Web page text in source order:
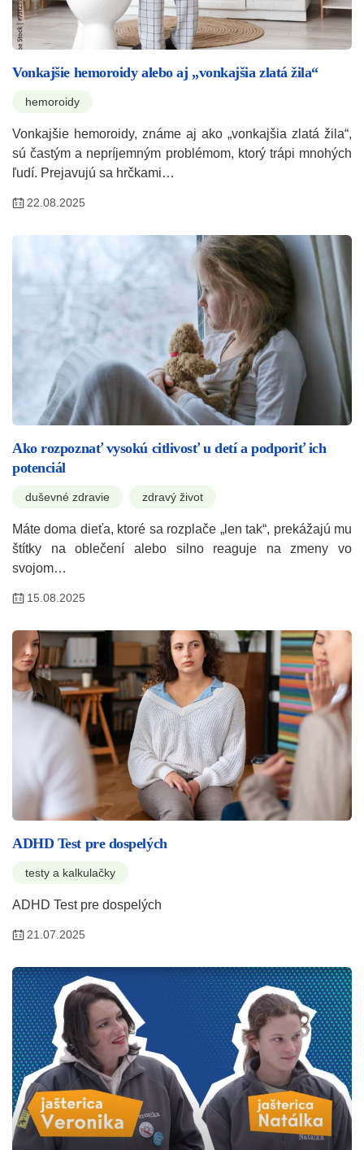
Vonkajšie hemoroidy alebo aj „vonkajšia zlatá žila“
hemoroidy
Vonkajšie hemoroidy, známe aj ako „vonkajšia zlatá žila“,
sú častým a nepríjemným problémom, ktorý trápi mnohých
ľudí. Prejavujú sa hrčkami…
22.08.2025
Ako rozpoznať vysokú citlivosť u detí a podporiť ich
potenciál
duševné zdravie zdravý život
Máte doma dieťa, ktoré sa rozplače „len tak“, prekážajú mu
štítky na oblečení alebo silno reaguje na zmeny vo
svojom…
15.08.2025
ADHD Test pre dospelých
testy a kalkulačky
ADHD Test pre dospelých
21.07.2025